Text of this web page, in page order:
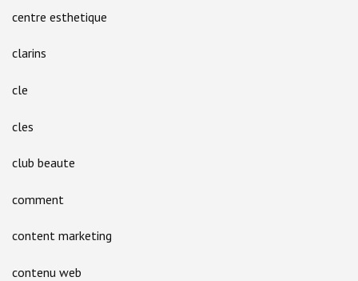
centre esthetique
clarins
cle
cles
club beaute
comment
content marketing
contenu web